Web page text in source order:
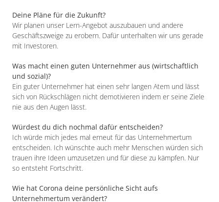
Deine Pläne für die Zukunft?
Wir planen unser Lern-Angebot auszubauen und andere
Geschäftszweige zu erobern. Dafür unterhalten wir uns gerade
mit Investoren.
Was macht einen guten Unternehmer aus (wirtschaftlich
und sozial)?
Ein guter Unternehmer hat einen sehr langen Atem und lässt
sich von Rückschlägen nicht demotivieren indem er seine Ziele
nie aus den Augen lässt.
Würdest du dich nochmal dafür entscheiden?
Ich würde mich jedes mal erneut für das Unternehmertum
entscheiden. Ich wünschte auch mehr Menschen würden sich
trauen ihre Ideen umzusetzen und für diese zu kämpfen. Nur
so entsteht Fortschritt.
Wie hat Corona deine persönliche Sicht aufs
Unternehmertum verändert?